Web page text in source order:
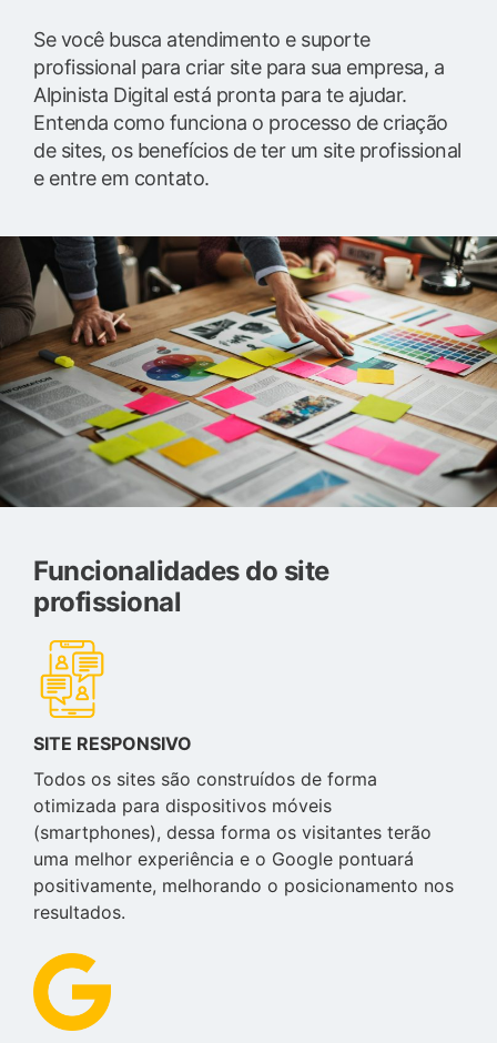
Se você busca atendimento e suporte
profissional para criar site para sua empresa, a
Alpinista Digital está pronta para te ajudar.
Entenda como funciona o processo de criação
de sites, os benefícios de ter um site profissional
e entre em contato.
Funcionalidades do site
profissional
SITE RESPONSIVO
Todos os sites são construídos de forma
otimizada para dispositivos móveis
(smartphones), dessa forma os visitantes terão
uma melhor experiência e o Google pontuará
positivamente, melhorando o posicionamento nos
resultados.